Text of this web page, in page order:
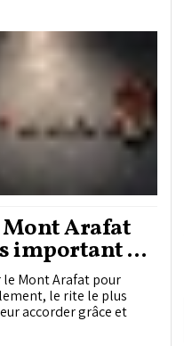
Mont Arafat
important du
le Mont Arafat pour
le rite le plus
accorder grâce et